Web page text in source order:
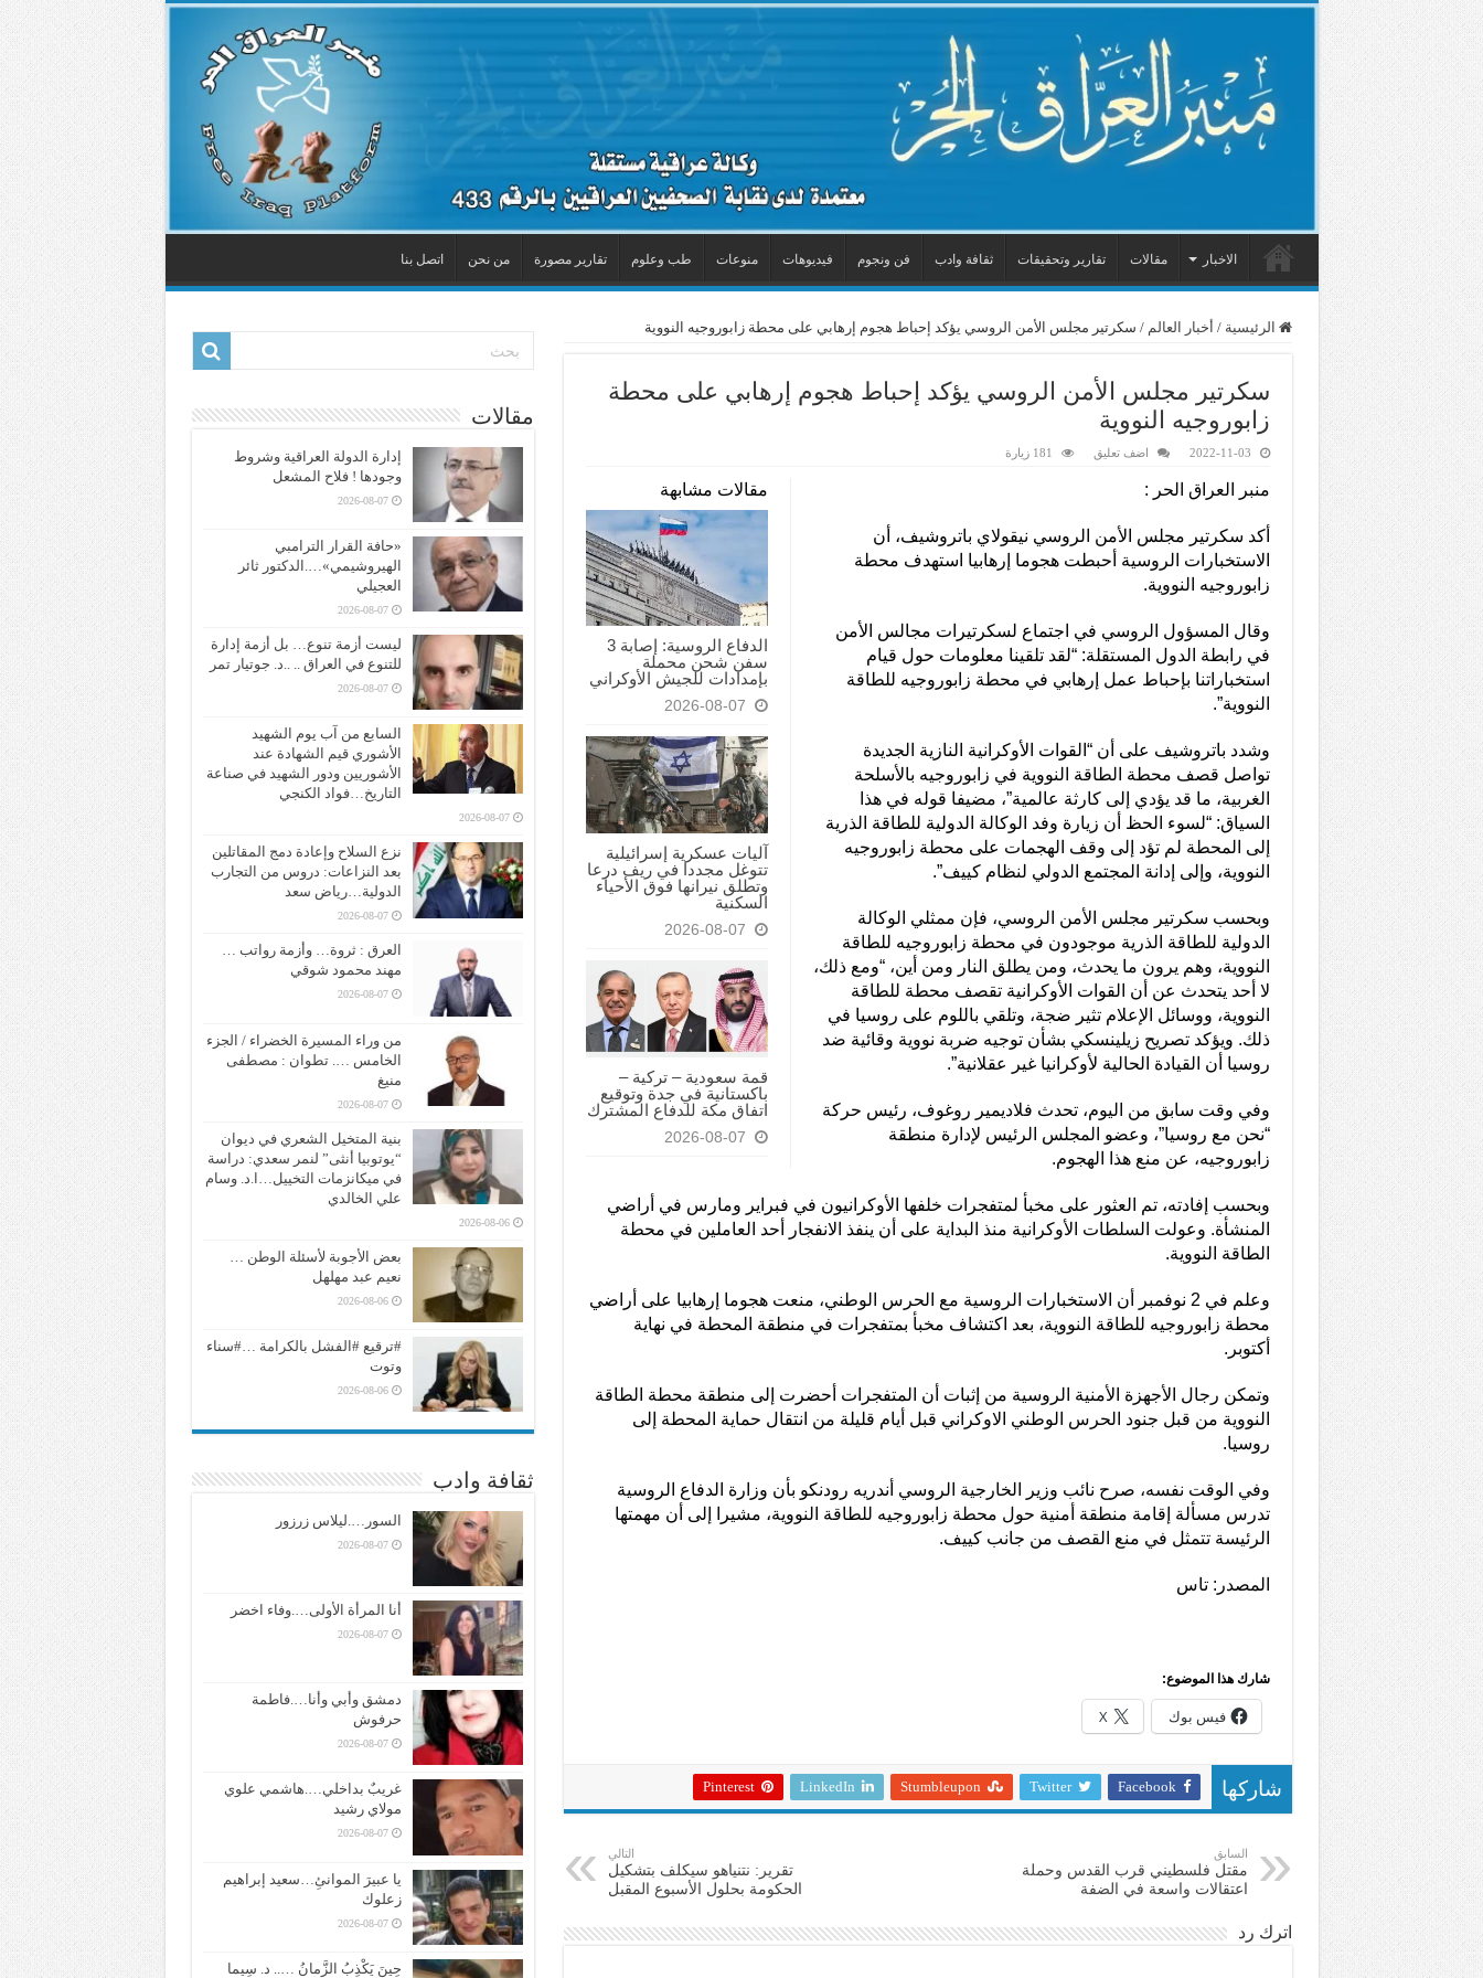
الاخبار مقالات تقارير وتحقيقات ثقافة وادب فن ونجوم فيديوهات منوعات طب وعلوم تقارير مصورة من نحن اتصل بنا
الرئيسية / أخبار العالم / سكرتير مجلس الأمن الروسي يؤكد إحباط هجوم إرهابي على محطة زابوروجيه النووية
سكرتير مجلس الأمن الروسي يؤكد إحباط هجوم إرهابي على محطة
زابوروجيه النووية
2022-11-03 اضف تعليق 181 زيارة
مقالات مشابهة
الدفاع الروسية: إصابة 3
سفن شحن محملة
بإمدادات للجيش الأوكراني
2026-08-07
آليات عسكرية إسرائيلية
تتوغل مجددا في ريف درعا
وتطلق نيرانها فوق الأحياء
السكنية
2026-08-07
قمة سعودية – تركية –
باكستانية في جدة وتوقيع
‏اتفاق مكة للدفاع المشترك
2026-08-07
منبر العراق الحر :
أكد سكرتير مجلس الأمن الروسي نيقولاي باتروشيف، أن
الاستخبارات الروسية أحبطت هجوما إرهابيا استهدف محطة
زابوروجيه النووية.
وقال المسؤول الروسي في اجتماع لسكرتيرات مجالس الأمن
في رابطة الدول المستقلة: “لقد تلقينا معلومات حول قيام
استخباراتنا بإحباط عمل إرهابي في محطة زابوروجيه للطاقة
النووية”.
وشدد باتروشيف على أن “القوات الأوكرانية النازية الجديدة
تواصل قصف محطة الطاقة النووية في زابوروجيه بالأسلحة
الغربية، ما قد يؤدي إلى كارثة عالمية”، مضيفا قوله في هذا
السياق: “لسوء الحظ أن زيارة وفد الوكالة الدولية للطاقة الذرية
إلى المحطة لم تؤد إلى وقف الهجمات على محطة زابوروجيه
النووية، وإلى إدانة المجتمع الدولي لنظام كييف”.
وبحسب سكرتير مجلس الأمن الروسي، فإن ممثلي الوكالة
الدولية للطاقة الذرية موجودون في محطة زابوروجيه للطاقة
النووية، وهم يرون ما يحدث، ومن يطلق النار ومن أين، “ومع ذلك،
لا أحد يتحدث عن أن القوات الأوكرانية تقصف محطة للطاقة
النووية، ووسائل الإعلام تثير ضجة، وتلقي باللوم على روسيا في
ذلك. ويؤكد تصريح زيلينسكي بشأن توجيه ضربة نووية وقائية ضد
روسيا أن القيادة الحالية لأوكرانيا غير عقلانية”.
وفي وقت سابق من اليوم، تحدث فلاديمير روغوف، رئيس حركة
“نحن مع روسيا”، وعضو المجلس الرئيس لإدارة منطقة
زابوروجيه، عن منع هذا الهجوم.
وبحسب إفادته، تم العثور على مخبأ لمتفجرات خلفها الأوكرانيون في فبراير ومارس في أراضي
المنشأة. وعولت السلطات الأوكرانية منذ البداية على أن ينفذ الانفجار أحد العاملين في محطة
الطاقة النووية.
وعلم في 2 نوفمبر أن الاستخبارات الروسية مع الحرس الوطني، منعت هجوما إرهابيا على أراضي
محطة زابوروجيه للطاقة النووية، بعد اكتشاف مخبأ بمتفجرات في منطقة المحطة في نهاية
أكتوبر.
وتمكن رجال الأجهزة الأمنية الروسية من إثبات أن المتفجرات أحضرت إلى منطقة محطة الطاقة
النووية من قبل جنود الحرس الوطني الاوكراني قبل أيام قليلة من انتقال حماية المحطة إلى
روسيا.
وفي الوقت نفسه، صرح نائب وزير الخارجية الروسي أندريه رودنكو بأن وزارة الدفاع الروسية
تدرس مسألة إقامة منطقة أمنية حول محطة زابوروجيه للطاقة النووية، مشيرا إلى أن مهمتها
الرئيسة تتمثل في منع القصف من جانب كييف.
المصدر: تاس
شارك هذا الموضوع:
فيس بوك X
شاركها Facebook
Twitter
Stumbleupon
LinkedIn
Pinterest
السابق
مقتل فلسطيني قرب القدس وحملة
اعتقالات واسعة في الضفة
التالي
تقرير: نتنياهو سيكلف بتشكيل
الحكومة بحلول الأسبوع المقبل
اترك رد
مقالات
إدارة الدولة العراقية وشروط
وجودها ! فلاح المشعل
2026-08-07
«حافة القرار الترامبي
الهيروشيمي»….الدكتور ثائر
العجيلي
2026-08-07
ليست أزمة تنوع… بل أزمة إدارة
للتنوع في العراق .. ..د. جوتيار تمر
2026-08-07
السابع من آب يوم الشهيد
الأشوري قيم الشهادة عند
الأشوريين ودور الشهيد في صناعة
التاريخ…فواد الكنجي
2026-08-07
نزع السلاح وإعادة دمج المقاتلين
بعد النزاعات: دروس من التجارب
الدولية…رياض سعد
2026-08-07
العرق : ثروة… وأزمة رواتب …
مهند محمود شوقي
2026-08-07
من وراء المسيرة الخضراء / الجزء
الخامس …. تطوان : مصطفى
منيغ
2026-08-07
بنية المتخيل الشعري في ديوان
“يوتوبيا أنثى” لنمر سعدي: دراسة
في ميكانزمات التخييل…ا.د. وسام
علي الخالدي
2026-08-06
بعض الأجوبة لأسئلة الوطن …
نعيم عبد مهلهل
2026-08-06
#ترقيع #الفشل بالكرامة …#سناء
وتوت
2026-08-06
ثقافة وادب
السور….ليلاس زرزور
2026-08-07
أنا المرأة الأولى….وفاء اخضر
2026-08-07
دمشق وأبي وأنا….فاطمة
حرفوش
2026-08-07
غريبٌ بداخلي….هاشمي علوي
مولاي رشيد
2026-08-07
يا عبيرَ الموانئِ…سعيد إبراهيم
زعلوك
2026-08-07
حِينَ يَكْذِبُ الزَّمانُ ….. د. سِيما